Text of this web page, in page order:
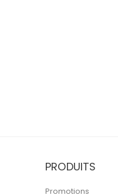
PRODUITS
Promotions